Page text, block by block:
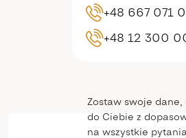
+48 667 071
+48 12 300
Zostaw swoje
do Ciebie z
na wszystkie